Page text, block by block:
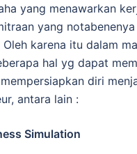
yang menawarkan
yang
Oleh karena itu dalam
hal yg dapat
diri
antara lain :
Simulation